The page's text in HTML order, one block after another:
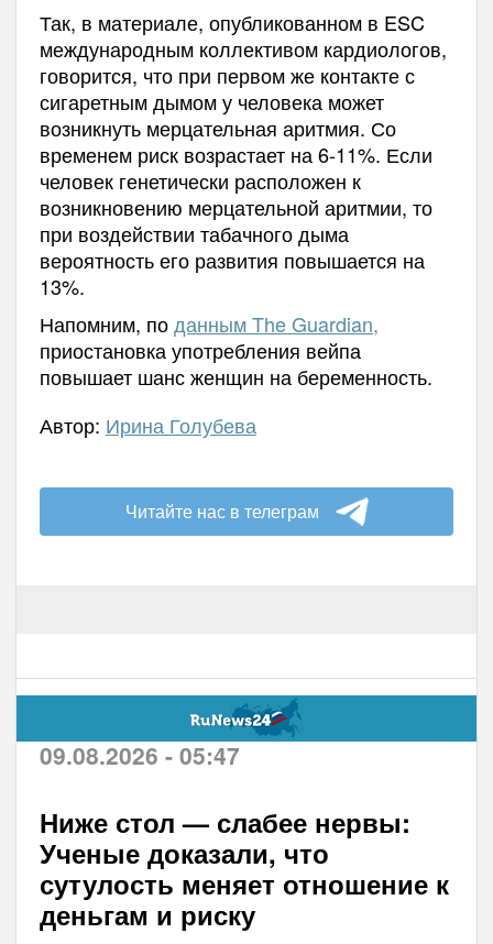
Так, в материале, опубликованном в ESC
международным коллективом кардиологов,
говорится, что при первом же контакте с
сигаретным дымом у человека может
возникнуть мерцательная аритмия. Со
временем риск возрастает на 6-11%. Если
человек генетически расположен к
возникновению мерцательной аритмии, то
при воздействии табачного дыма
вероятность его развития повышается на
13%.
Напомним, по данным The Guardian,
приостановка употребления вейпа
повышает шанс женщин на беременность.
Автор: Ирина Голубева
Читайте нас в телеграм
09.08.2026 - 05:47
Ниже стол — слабее нервы:
Ученые доказали, что
сутулость меняет отношение к
деньгам и риску